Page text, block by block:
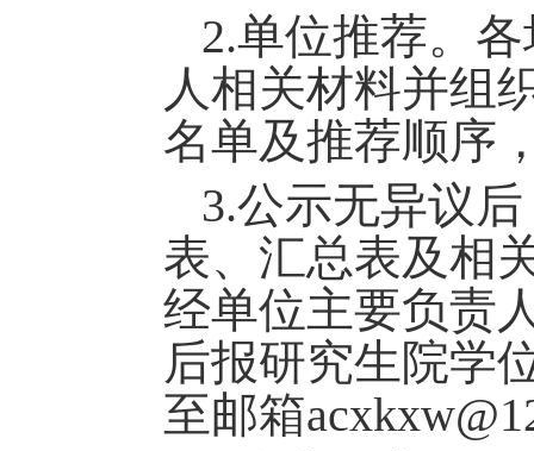
2.单位推荐。
人相关材料并组
名单及推荐顺序
3.公示无异议
表、汇总表及相
经单位主要负责
后报研究生院学
至邮箱